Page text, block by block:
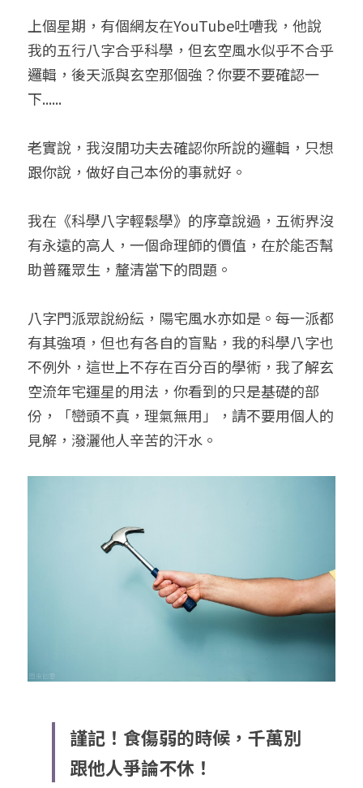
臉書生活
好書推廌
線上直播
自我挑戰
八字中階班
八字高階班
五人實戰班
五行計算高階班
團隊訓練營
科學八字推理PDF
八字批命
小兒命名
科學八字推理2
科學八字推理3
科學八字輕鬆學
輕鬆學會科學八字推理
批命預約
上課預約
常見問題
FB粉絲頁
登錄 / 註冊
搜索
繁體中文
0938617837
support@p8zicourse.com
五行八字線上班
上個星期，有個網友在YouTube吐嘈我，他說
我的五行八字合乎科學，但玄空風水似乎不合乎
邏輯，後天派與玄空那個強？你要不要確認一
下......
老實說，我沒閒功夫去確認你所說的邏輯，只想
跟你說，做好自己本份的事就好。
我在《科學八字輕鬆學》的序章說過，五術界沒
有永遠的高人，一個命理師的價值，在於能否幫
助普羅眾生，釐清當下的問題。
八字門派眾說紛紜，陽宅風水亦如是。每一派都
有其強項，但也有各自的盲點，我的科學八字也
不例外，這世上不存在百分百的學術，我了解玄
空流年宅運星的用法，你看到的只是基礎的部
份，「巒頭不真，理氣無用」，請不要用個人的
見解，潑灑他人辛苦的汗水。
謹記！食傷弱的時候，千萬別
跟他人爭論不休！